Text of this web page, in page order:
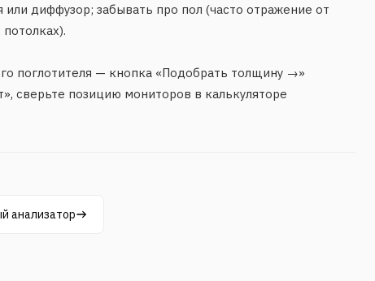
диффузор; забывать про пол (часто отражение от
поглотителя — кнопка «Подобрать толщину →»
сверьте позицию мониторов в калькуляторе
анализатор